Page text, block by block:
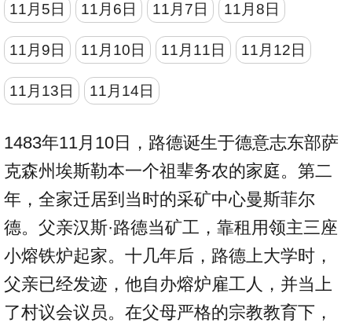
11月5日 11月6日 11月7日 11月8日
11月9日 11月10日 11月11日 11月12日
11月13日 11月14日
1483年11月10日，路德诞生于德意志东部萨
克森州埃斯勒本一个祖辈务农的家庭。第二
年，全家迁居到当时的采矿中心曼斯菲尔
德。父亲汉斯·路德当矿工，靠租用领主三座
小熔铁炉起家。十几年后，路德上大学时，
父亲已经发迹，他自办熔炉雇工人，并当上
了村议会议员。在父母严格的宗教教育下，